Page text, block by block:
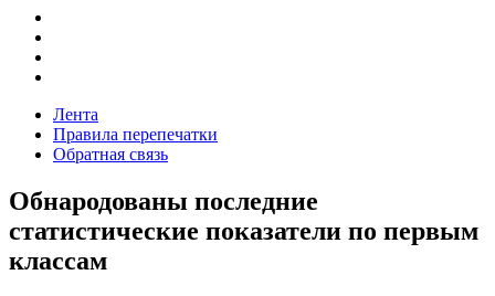
Лента
Правила перепечатки
Обратная связь
Обнародованы последние
статистические показатели по первым
классам